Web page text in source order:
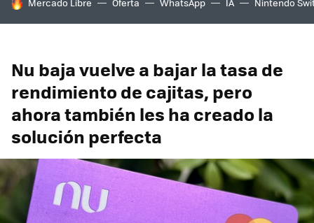
Nu baja vuelve a bajar la tasa de
rendimiento de cajitas, pero
ahora también les ha creado la
solución perfecta